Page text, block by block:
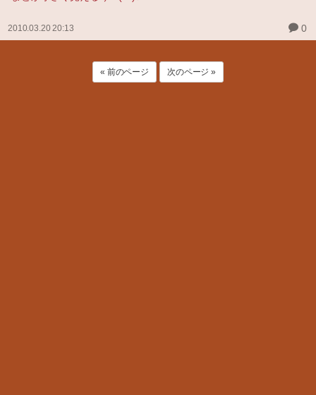
2010.03.20 20:13 0
« 前のページ 次のページ »